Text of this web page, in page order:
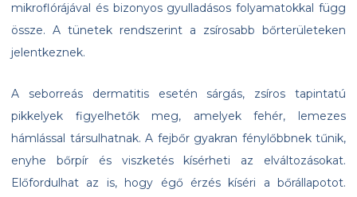
mikroflórájával és bizonyos gyulladásos folyamatokkal függ
össze. A tünetek rendszerint a zsírosabb bőrterületeken
jelentkeznek.
A seborreás dermatitis esetén sárgás, zsíros tapintatú
pikkelyek figyelhetők meg, amelyek fehér, lemezes
hámlással társulhatnak. A fejbőr gyakran fénylőbbnek tűnik,
enyhe bőrpír és viszketés kísérheti az elváltozásokat.
Előfordulhat az is, hogy égő érzés kíséri a bőrállapotot.